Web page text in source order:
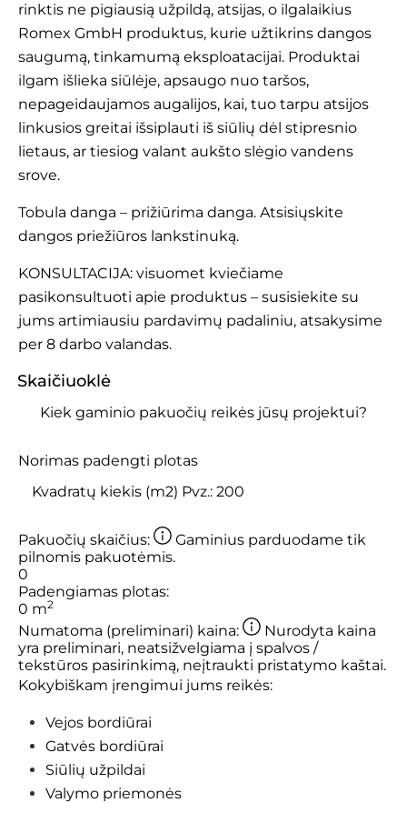
rinktis ne pigiausią užpildą, atsijas, o ilgalaikius
Romex GmbH produktus, kurie užtikrins dangos
saugumą, tinkamumą eksploatacijai. Produktai
ilgam išlieka siūlėje, apsaugo nuo taršos,
nepageidaujamos augalijos, kai, tuo tarpu atsijos
linkusios greitai išsiplauti iš siūlių dėl stipresnio
lietaus, ar tiesiog valant aukšto slėgio vandens
srove.
Tobula danga – prižiūrima danga. Atsisiųskite
dangos priežiūros lankstinuką.
KONSULTACIJA: visuomet kviečiame
pasikonsultuoti apie produktus – susisiekite su
jums artimiausiu pardavimų padaliniu, atsakysime
per 8 darbo valandas.
Skaičiuoklė
Kiek gaminio pakuočių reikės jūsų projektui?
Norimas padengti plotas
Pakuočių skaičius:
Gaminius parduodame tik
pilnomis pakuotėmis.
0
Padengiamas plotas:
0 m2
Numatoma (preliminari) kaina:
Nurodyta kaina
yra preliminari, neatsižvelgiama į spalvos /
tekstūros pasirinkimą, neįtraukti pristatymo kaštai.
Kokybiškam įrengimui jums reikės:
Vejos bordiūrai
Gatvės bordiūrai
Siūlių užpildai
Valymo priemonės